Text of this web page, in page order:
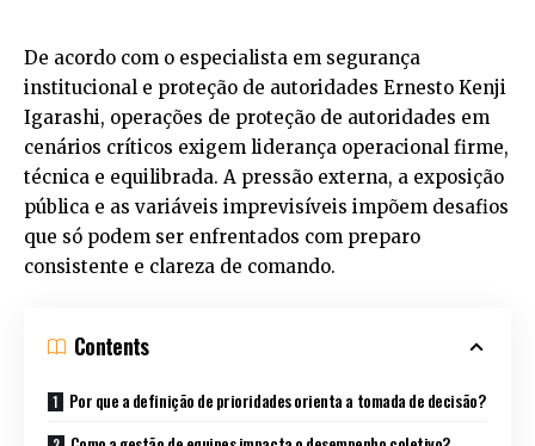
De acordo com o especialista em segurança
institucional e proteção de autoridades Ernesto Kenji
Igarashi, operações de proteção de autoridades em
cenários críticos exigem liderança operacional firme,
técnica e equilibrada. A pressão externa, a exposição
pública e as variáveis imprevisíveis impõem desafios
que só podem ser enfrentados com preparo
consistente e clareza de comando.
Contents
Por que a definição de prioridades orienta a tomada de decisão?